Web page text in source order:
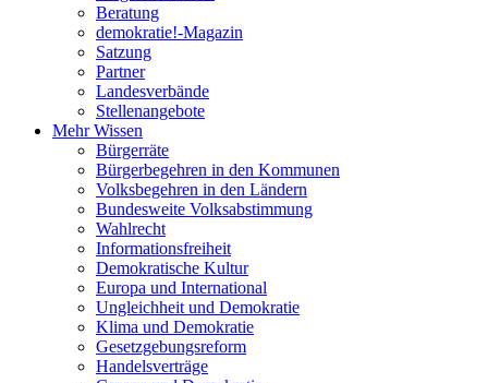
Beratung
demokratie!-Magazin
Satzung
Partner
Landesverbände
Stellenangebote
Mehr Wissen
Bürgerräte
Bürgerbegehren in den Kommunen
Volksbegehren in den Ländern
Bundesweite Volksabstimmung
Wahlrecht
Informationsfreiheit
Demokratische Kultur
Europa und International
Ungleichheit und Demokratie
Klima und Demokratie
Gesetzgebungsreform
Handelsverträge